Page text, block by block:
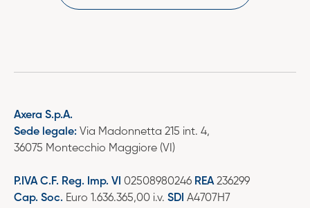
Axera S.p.A.
Sede legale: Via Madonnetta 215 int. 4,
36075 Montecchio Maggiore (VI)
P.IVA C.F. Reg. Imp. VI 02508980246 REA236299
Cap. Soc. Euro 1.636.365,00 i.v. SDI A4707H7